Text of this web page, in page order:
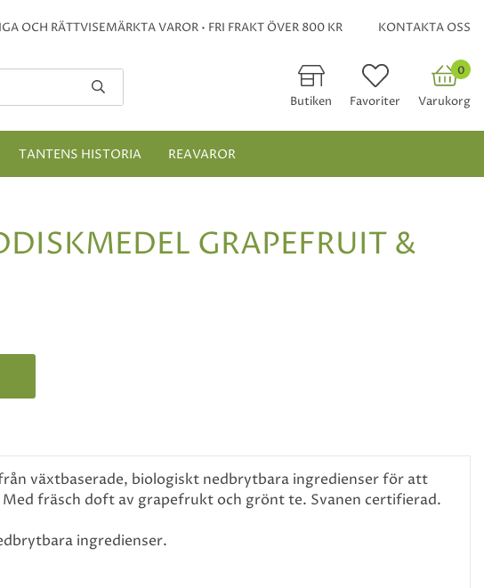
OCH RÄTTVISEMÄRKTA VAROR • FRI FRAKT ÖVER 800 KR KONTAKTA OSS
Butiken Favoriter
0
Varukorg
TANTENS HISTORIA REAVAROR
GRAPEFRUIT &
växtbaserade, biologiskt nedbrytbara ingredienser för att
fräsch doft av grapefrukt och grönt te. Svanen certifierad.
ingredienser.